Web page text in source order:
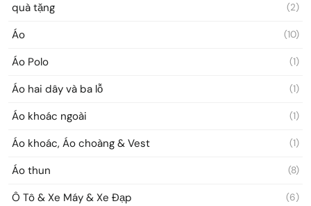
quà tặng (2)
Áo (10)
Áo Polo (1)
Áo hai dây và ba lỗ (1)
Áo khoác ngoài (1)
Áo khoác, Áo choàng & Vest (1)
Áo thun (8)
Ô Tô & Xe Máy & Xe Đạp (6)